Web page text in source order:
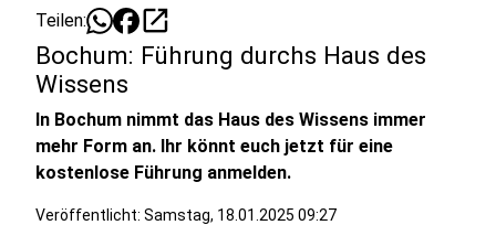
Teilen: open_in_new
Bochum: Führung durchs Haus des
Wissens
In Bochum nimmt das Haus des Wissens immer
mehr Form an. Ihr könnt euch jetzt für eine
kostenlose Führung anmelden.
Veröffentlicht: Samstag, 18.01.2025 09:27